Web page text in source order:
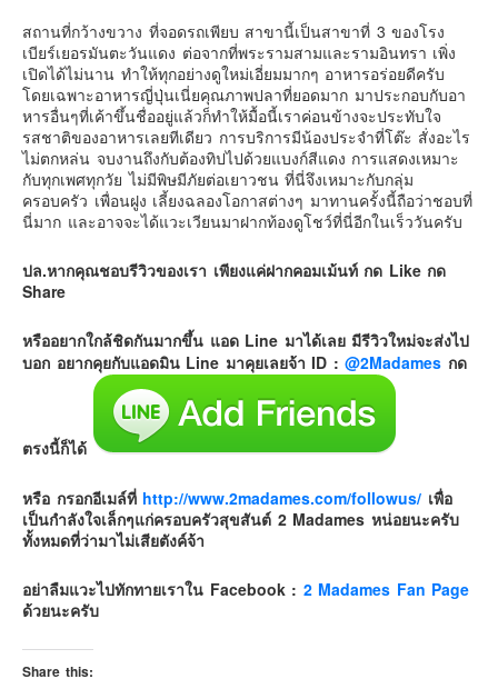
สถานที่กว้างขวาง ที่จอดรถเพียบ สาขานี้เป็นสาขาที่ 3 ของโรง
เบียร์เยอรมันตะวันแดง ต่อจากที่พระรามสามและรามอินทรา เพิ่ง
เปิดได้ไม่นาน ทำให้ทุกอย่างดูใหม่เอี่ยมมากๆ อาหารอร่อยดีครับ
โดยเฉพาะอาหารญี่ปุ่นเนี่ยคุณภาพปลาที่ยอดมาก มาประกอบกับอา
หารอื่นๆที่เค้าขึ้นชื่ออยู่แล้วก็ทำให้มื้อนี้เราค่อนข้างจะประทับใจ
รสชาติของอาหารเลยทีเดียว การบริการมีน้องประจำที่โต๊ะ สั่งอะไร
ไม่ตกหล่น จบงานถึงกับต้องทิปไปด้วยแบงก์สีแดง การแสดงเหมาะ
กับทุกเพศทุกวัย ไม่มีพิษมีภัยต่อเยาวชน ที่นี่จึงเหมาะกับกลุ่ม
ครอบครัว เพื่อนฝูง เลี้ยงฉลองโอกาสต่างๆ มาทานครั้งนี้ถือว่าชอบที่
นี่มาก และอาจจะได้แวะเวียนมาฝากท้องดูโชว์ที่นี่อีกในเร็ววันครับ
ปล.หากคุณชอบรีวิวของเรา เพียงแค่ฝากคอมเม้นท์ กด Like กด
Share
หรืออยากใกล้ชิดกันมากขึ้น แอด Line มาได้เลย มีรีวิวใหม่จะส่งไป
บอก อยากคุยกับแอดมิน Line มาคุยเลยจ้า ID : @2Madames กด
ตรงนี้ก็ได้
หรือ กรอกอีเมล์ที่ http://www.2madames.com/followus/ เพื่อ
เป็นกำลังใจเล็กๆแก่ครอบครัวสุขสันต์ 2 Madames หน่อยนะครับ
ทั้งหมดที่ว่ามาไม่เสียตังค์จ้า
อย่าลืมแวะไปทักทายเราใน Facebook : 2 Madames Fan Page
ด้วยนะครับ
Share this: